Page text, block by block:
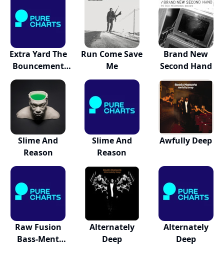
Extra Yard The
Bouncement
Rev...
Run Come Save
Me
Brand New
Second Hand
Slime And
Reason
Slime And
Reason
Awfully Deep
Raw Fusion
Bass-Ment
Alternately
Deep
Alternately
Deep